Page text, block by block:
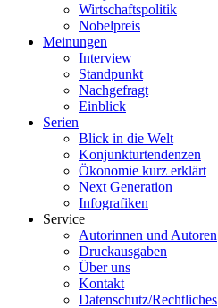
Wirtschaftspolitik
Nobelpreis
Meinungen
Interview
Standpunkt
Nachgefragt
Einblick
Serien
Blick in die Welt
Konjunkturtendenzen
Ökonomie kurz erklärt
Next Generation
Infografiken
Service
Autorinnen und Autoren
Druckausgaben
Über uns
Kontakt
Datenschutz/Rechtliches